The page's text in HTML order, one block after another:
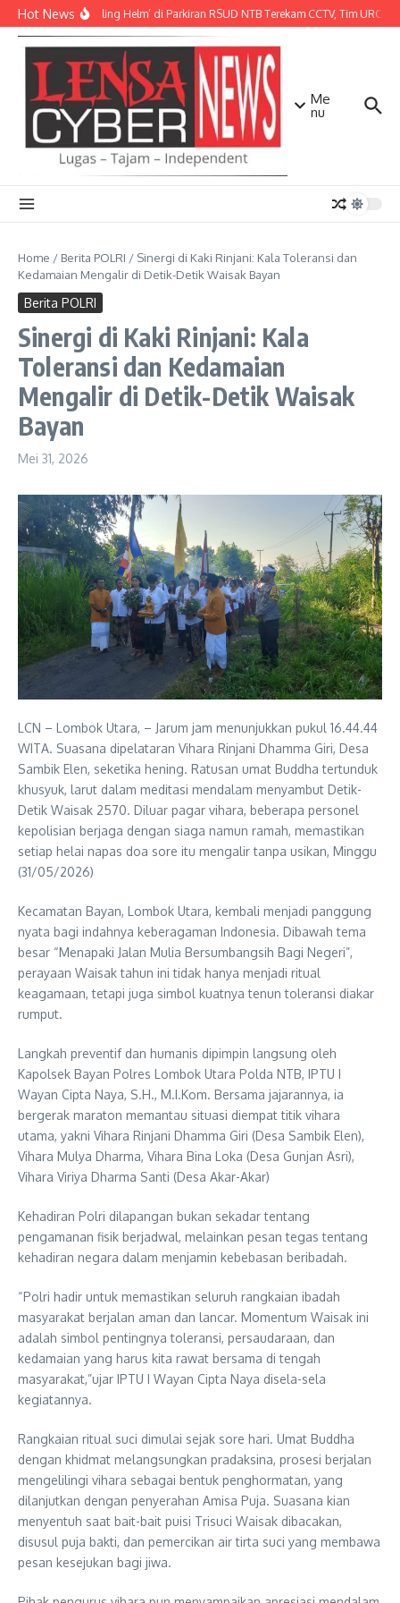
Lewati ke konten
Hot NewsAksi ‘Maling Helm’ di Parkiran RSUD NTB Terekam CCTV, Tim URC
Me
nu
Home / Berita POLRI / Sinergi di Kaki Rinjani: Kala Toleransi dan
Kedamaian Mengalir di Detik-Detik Waisak Bayan
Berita POLRI
Sinergi di Kaki Rinjani: Kala
Toleransi dan Kedamaian
Mengalir di Detik-Detik Waisak
Bayan
Mei 31, 2026
LCN – Lombok Utara, – Jarum jam menunjukkan pukul 16.44.44
WITA. Suasana dipelataran Vihara Rinjani Dhamma Giri, Desa
Sambik Elen, seketika hening. Ratusan umat Buddha tertunduk
khusyuk, larut dalam meditasi mendalam menyambut Detik-
Detik Waisak 2570. Diluar pagar vihara, beberapa personel
kepolisian berjaga dengan siaga namun ramah, memastikan
setiap helai napas doa sore itu mengalir tanpa usikan, Minggu
(31/05/2026)
Kecamatan Bayan, Lombok Utara, kembali menjadi panggung
nyata bagi indahnya keberagaman Indonesia. Dibawah tema
besar “Menapaki Jalan Mulia Bersumbangsih Bagi Negeri”,
perayaan Waisak tahun ini tidak hanya menjadi ritual
keagamaan, tetapi juga simbol kuatnya tenun toleransi diakar
rumput.
Langkah preventif dan humanis dipimpin langsung oleh
Kapolsek Bayan Polres Lombok Utara Polda NTB, IPTU I
Wayan Cipta Naya, S.H., M.I.Kom. Bersama jajarannya, ia
bergerak maraton memantau situasi diempat titik vihara
utama, yakni Vihara Rinjani Dhamma Giri (Desa Sambik Elen),
Vihara Mulya Dharma, Vihara Bina Loka (Desa Gunjan Asri),
Vihara Viriya Dharma Santi (Desa Akar-Akar)
Kehadiran Polri dilapangan bukan sekadar tentang
pengamanan fisik berjadwal, melainkan pesan tegas tentang
kehadiran negara dalam menjamin kebebasan beribadah.
“Polri hadir untuk memastikan seluruh rangkaian ibadah
masyarakat berjalan aman dan lancar. Momentum Waisak ini
adalah simbol pentingnya toleransi, persaudaraan, dan
kedamaian yang harus kita rawat bersama di tengah
masyarakat,”ujar IPTU I Wayan Cipta Naya disela-sela
kegiatannya.
Rangkaian ritual suci dimulai sejak sore hari. Umat Buddha
dengan khidmat melangsungkan pradaksina, prosesi berjalan
mengelilingi vihara sebagai bentuk penghormatan, yang
dilanjutkan dengan penyerahan Amisa Puja. Suasana kian
menyentuh saat bait-bait puisi Trisuci Waisak dibacakan,
disusul puja bakti, dan pemercikan air tirta suci yang membawa
pesan kesejukan bagi jiwa.